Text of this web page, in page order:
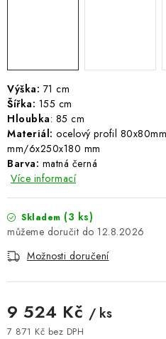
B2B - VELKOOBCHOD
NAPIŠTE NÁM
KONTAKTY
Kontakty Hodnocení obchodu
Cookies
Bezpečnostní certifikáty
Výška: 71 cm
Šířka: 155 cm
Hloubka: 85 cm
Materiál: ocelový profil
mm/6x250x180 mm
Barva: matná černá
Více informací
Skladem (3 ks)
12.8.2026
Možnosti doručení
9 524 Kč / ks
7 871 Kč bez DPH